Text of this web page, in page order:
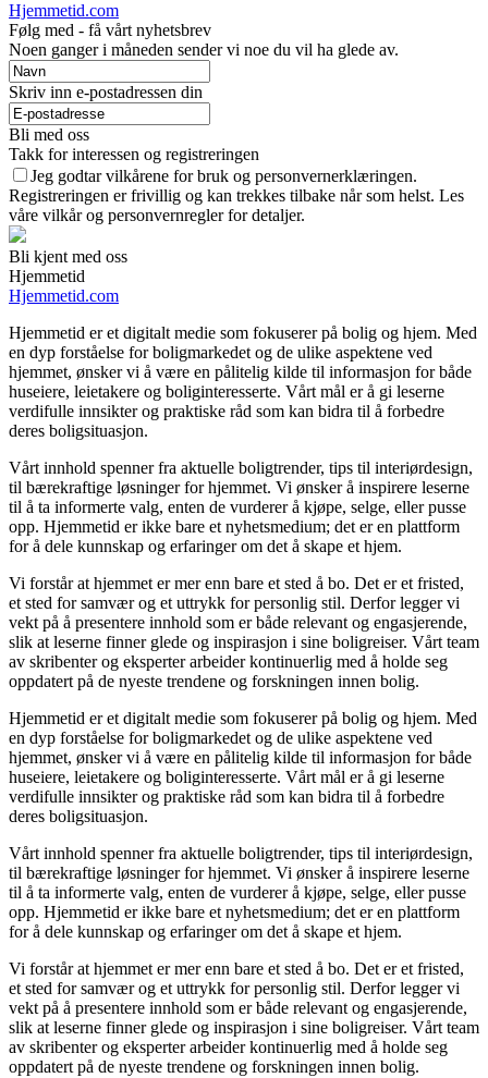
Hjemmetid.com
Følg med - få vårt nyhetsbrev
Noen ganger i måneden sender vi noe du vil ha glede av.
Skriv inn e-postadressen din
Bli med oss
Takk for interessen og registreringen
Jeg godtar vilkårene for bruk og personvernerklæringen.
Registreringen er frivillig og kan trekkes tilbake når som helst. Les
våre vilkår og personvernregler for detaljer.
Bli kjent med oss
Hjemmetid
Hjemmetid.com
Hjemmetid er et digitalt medie som fokuserer på bolig og hjem. Med
en dyp forståelse for boligmarkedet og de ulike aspektene ved
hjemmet, ønsker vi å være en pålitelig kilde til informasjon for både
huseiere, leietakere og boliginteresserte. Vårt mål er å gi leserne
verdifulle innsikter og praktiske råd som kan bidra til å forbedre
deres boligsituasjon.
Vårt innhold spenner fra aktuelle boligtrender, tips til interiørdesign,
til bærekraftige løsninger for hjemmet. Vi ønsker å inspirere leserne
til å ta informerte valg, enten de vurderer å kjøpe, selge, eller pusse
opp. Hjemmetid er ikke bare et nyhetsmedium; det er en plattform
for å dele kunnskap og erfaringer om det å skape et hjem.
Vi forstår at hjemmet er mer enn bare et sted å bo. Det er et fristed,
et sted for samvær og et uttrykk for personlig stil. Derfor legger vi
vekt på å presentere innhold som er både relevant og engasjerende,
slik at leserne finner glede og inspirasjon i sine boligreiser. Vårt team
av skribenter og eksperter arbeider kontinuerlig med å holde seg
oppdatert på de nyeste trendene og forskningen innen bolig.
Hjemmetid er et digitalt medie som fokuserer på bolig og hjem. Med
en dyp forståelse for boligmarkedet og de ulike aspektene ved
hjemmet, ønsker vi å være en pålitelig kilde til informasjon for både
huseiere, leietakere og boliginteresserte. Vårt mål er å gi leserne
verdifulle innsikter og praktiske råd som kan bidra til å forbedre
deres boligsituasjon.
Vårt innhold spenner fra aktuelle boligtrender, tips til interiørdesign,
til bærekraftige løsninger for hjemmet. Vi ønsker å inspirere leserne
til å ta informerte valg, enten de vurderer å kjøpe, selge, eller pusse
opp. Hjemmetid er ikke bare et nyhetsmedium; det er en plattform
for å dele kunnskap og erfaringer om det å skape et hjem.
Vi forstår at hjemmet er mer enn bare et sted å bo. Det er et fristed,
et sted for samvær og et uttrykk for personlig stil. Derfor legger vi
vekt på å presentere innhold som er både relevant og engasjerende,
slik at leserne finner glede og inspirasjon i sine boligreiser. Vårt team
av skribenter og eksperter arbeider kontinuerlig med å holde seg
oppdatert på de nyeste trendene og forskningen innen bolig.